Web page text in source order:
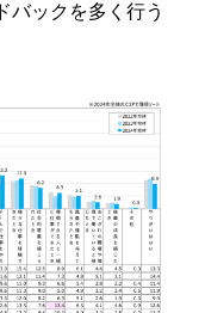
バックを多く行う